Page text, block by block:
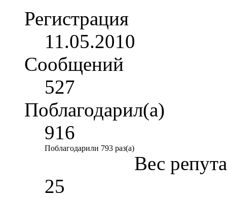
Регистрация
11.05.2010
Сообщений
527
Поблагодарил(а)
916
Поблагодарили 793 раз(а)
Вес
25